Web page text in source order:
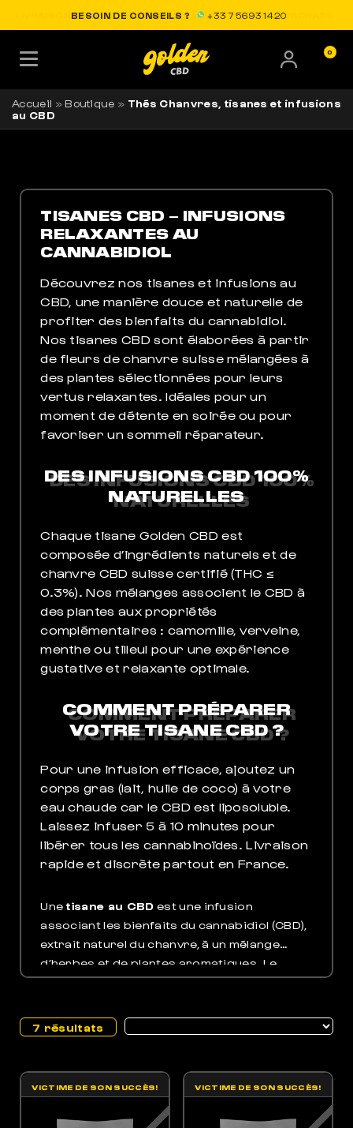
0
POUR DORMIR COMME JAMAIS
LIVRAISON OFFERTE EN FRANCE
BESOIN DE CONSEILS ? +33 7 56 93 14 20
Accueil »Boutique » Thés Chanvres, tisanes et infusions
au CBD
TISANES CBD – INFUSIONS
RELAXANTES AU
CANNABIDIOL
Découvrez nos tisanes et infusions au
CBD, une manière douce et naturelle de
profiter des bienfaits du cannabidiol.
Nos tisanes CBD sont élaborées à partir
de fleurs de chanvre suisse mélangées à
des plantes sélectionnées pour leurs
vertus relaxantes. Idéales pour un
moment de détente en soirée ou pour
favoriser un sommeil réparateur.
DES INFUSIONS CBD 100%
NATURELLES
Chaque tisane Golden CBD est
composée d’ingrédients naturels et de
chanvre CBD suisse certifié (THC ≤
0.3%). Nos mélanges associent le CBD à
des plantes aux propriétés
complémentaires : camomille, verveine,
menthe ou tilleul pour une expérience
gustative et relaxante optimale.
COMMENT PRÉPARER
VOTRE TISANE CBD ?
Pour une infusion efficace, ajoutez un
corps gras (lait, huile de coco) à votre
eau chaude car le CBD est liposoluble.
Laissez infuser 5 à 10 minutes pour
libérer tous les cannabinoïdes. Livraison
rapide et discrète partout en France.
Une tisane au CBD est une infusion
associant les bienfaits du cannabidiol (CBD),
extrait naturel du chanvre, à un mélange
d’herbes et de plantes aromatiques. Le
chanvre (Cannabis sativa), cultivé depuis des
CBD, un composé non psychoactif reconnu
pour sespropriétés relaxantesetanti-
des effets euphorisants.
7 résultats
VICTIME DE SON SUCCÈS!
OPTIONS PEUVENT ÊTRE CHOISIES SUR LA PAGE DU PRODUIT
VICTIME DE SON SUCCÈS!
PRODUIT A PLUSIEURS VARIATIONS. LES OPTIONS PEUVENT ÊTRE CHOISIES SUR LA